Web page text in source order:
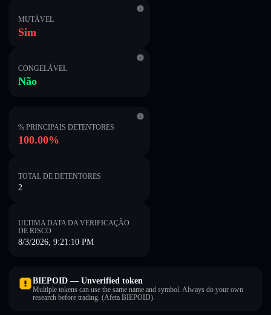
MUTÁVEL
Sim
CONGELÁVEL
Não
% PRINCIPAIS DETENTORES
100.00%
TOTAL DE DETENTORES
2
ULTIMA DATA DA VERIFICAÇÃO
DE RISCO
8/3/2026, 9:21:10 PM
BIEPOID — Unverified token
Multiple tokens can use the same name and symbol. Always do your own
research before trading. (Afeta BIEPOID).